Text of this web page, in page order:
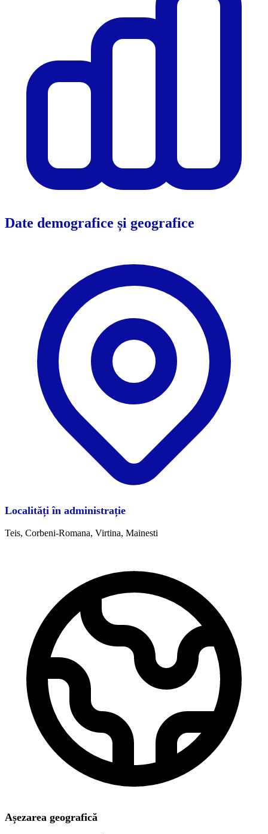
Date demografice și geografice
Localități în administrație
Teis, Corbeni-Romana, Virtina, Mainesti
Așezarea geografică